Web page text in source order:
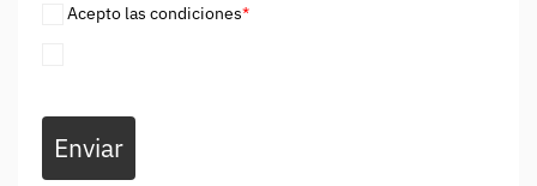
Acepto las condiciones*
Enviar